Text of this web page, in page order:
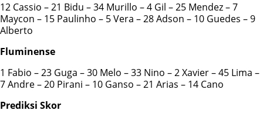
12 Cassio – 21 Bidu – 34 Murillo – 4 Gil – 25 Mendez – 7
Maycon – 15 Paulinho – 5 Vera – 28 Adson – 10 Guedes – 9
Alberto
Fluminense
1 Fabio – 23 Guga – 30 Melo – 33 Nino – 2 Xavier – 45 Lima –
7 Andre – 20 Pirani – 10 Ganso – 21 Arias – 14 Cano
Prediksi Skor